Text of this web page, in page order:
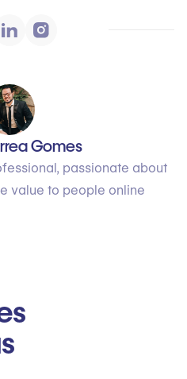
Gomes
passionate about
value to people online